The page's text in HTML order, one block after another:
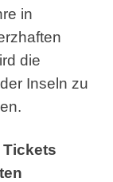
in
die
der Inseln zu
Tickets